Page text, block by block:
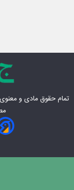
تمام حقوق مادی‌ و